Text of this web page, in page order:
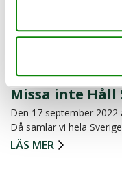
Har du ett par trasiga
LÄS MER
2022-09-05
Missa inte Håll
Den 17 september 2022
Då samlar vi hela
LÄS MER